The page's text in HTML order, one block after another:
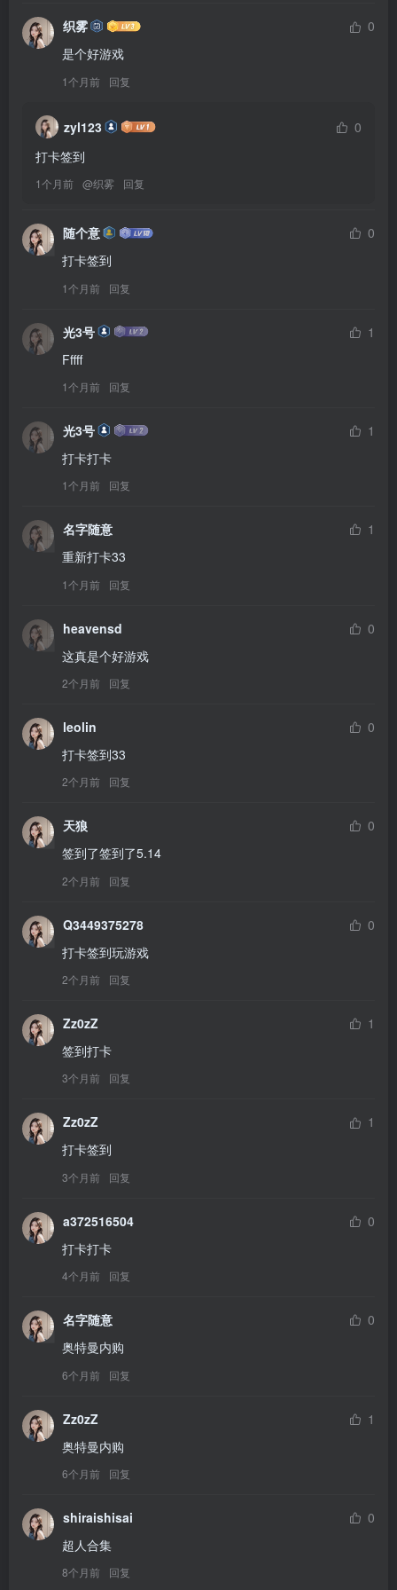
织雾
0
是个好游戏
1个月前 回复
zyl123
0
打卡签到
1个月前 @织雾 回复
随个意
0
打卡签到
1个月前 回复
光3号
1
Fffff
1个月前 回复
光3号
1
打卡打卡
1个月前 回复
名字随意
1
重新打卡33
1个月前 回复
heavensd
0
这真是个好游戏
2个月前 回复
leolin
0
打卡签到33
2个月前 回复
天狼
0
签到了签到了5.14
2个月前 回复
Q3449375278
0
打卡签到玩游戏
2个月前 回复
Zz0zZ
1
签到打卡
3个月前 回复
Zz0zZ
1
打卡签到
3个月前 回复
a372516504
0
打卡打卡
4个月前 回复
名字随意
0
奥特曼内购
6个月前 回复
Zz0zZ
1
奥特曼内购
6个月前 回复
shiraishisai
0
超人合集
8个月前 回复